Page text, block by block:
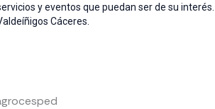
y eventos que puedan ser de su
Cáceres.